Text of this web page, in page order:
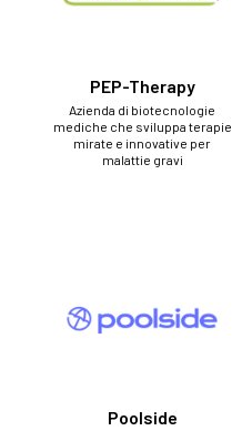
PEP-Therapy
Azienda di biotecnologie
mediche che sviluppa terapie
mirate e innovative per
malattie gravi
Poolside